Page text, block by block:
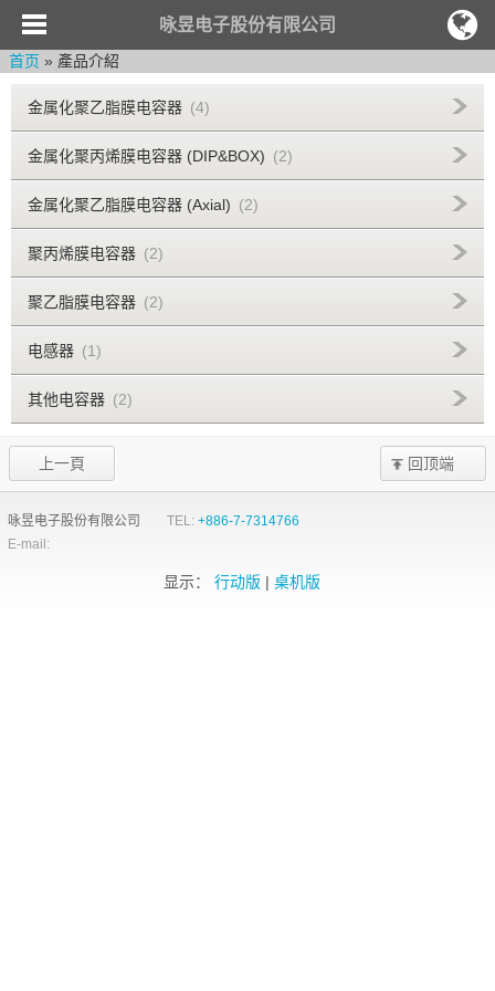
咏昱电子股份有限公司
首页 » 產品介紹
金属化聚乙脂膜电容器 (4)
金属化聚丙烯膜电容器 (DIP&BOX) (2)
金属化聚乙脂膜电容器 (Axial) (2)
聚丙烯膜电容器 (2)
聚乙脂膜电容器 (2)
电感器 (1)
其他电容器 (2)
上一頁 回顶端
咏昱电子股份有限公司 TEL:+886-7-7314766
E-mail:
显示： 行动版 | 桌机版